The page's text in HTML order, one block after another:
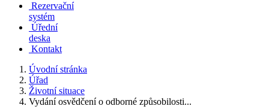
Rezervační
systém
Úřední
deska
Kontakt
Úvodní stránka
Úřad
Životní situace
Vydání osvědčení o odborné způsobilosti...